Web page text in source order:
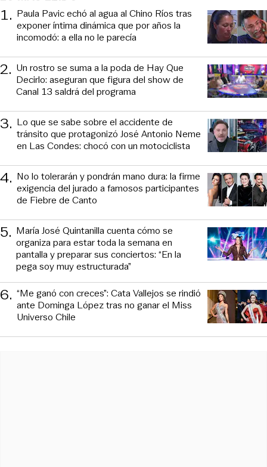
1. Paula Pavic echó al agua al Chino Ríos tras
exponer íntima dinámica que por años la
incomodó: a ella no le parecía
2. Un rostro se suma a la poda de Hay Que
Decirlo: aseguran que figura del show de
Canal 13 saldrá del programa
3. Lo que se sabe sobre el accidente de
tránsito que protagonizó José Antonio Neme
en Las Condes: chocó con un motociclista
4. No lo tolerarán y pondrán mano dura: la firme
exigencia del jurado a famosos participantes
de Fiebre de Canto
5. María José Quintanilla cuenta cómo se
organiza para estar toda la semana en
pantalla y preparar sus conciertos: “En la
pega soy muy estructurada”
6. “Me ganó con creces”: Cata Vallejos se rindió
ante Dominga López tras no ganar el Miss
Universo Chile